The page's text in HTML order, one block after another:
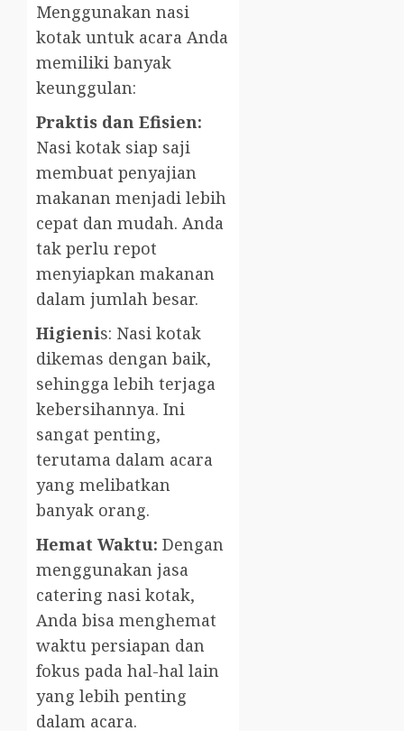
Menggunakan nasi
kotak untuk acara Anda
memiliki banyak
keunggulan:
Praktis dan Efisien:
Nasi kotak siap saji
membuat penyajian
makanan menjadi lebih
cepat dan mudah. Anda
tak perlu repot
menyiapkan makanan
dalam jumlah besar.
Higienis: Nasi kotak
dikemas dengan baik,
sehingga lebih terjaga
kebersihannya. Ini
sangat penting,
terutama dalam acara
yang melibatkan
banyak orang.
Hemat Waktu: Dengan
menggunakan jasa
catering nasi kotak,
Anda bisa menghemat
waktu persiapan dan
fokus pada hal-hal lain
yang lebih penting
dalam acara.